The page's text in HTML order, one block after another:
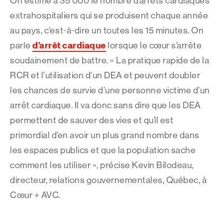
extrahospitaliers qui se produisent chaque année
au pays, c’est-à-dire un toutes les 15 minutes. On
parle d’arrêt cardiaque lorsque le cœur s’arrête
soudainement de battre. « La pratique rapide de la
RCR et l’utilisation d’un DEA et peuvent doubler
les chances de survie d’une personne victime d’un
arrêt cardiaque. Il va donc sans dire que les DEA
permettent de sauver des vies et qu’il est
primordial d’en avoir un plus grand nombre dans
les espaces publics et que la population sache
comment les utiliser », précise Kevin Bilodeau,
directeur, relations gouvernementales, Québec, à
Cœur + AVC.